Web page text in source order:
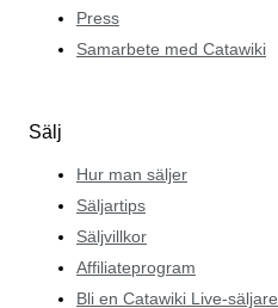
Press
Samarbete med Catawiki
Sälj
Hur man säljer
Säljartips
Säljvillkor
Affiliateprogram
Bli en Catawiki Live-säljare